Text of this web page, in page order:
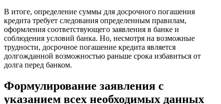
В итоге, определение суммы для досрочного погашения
кредита требует следования определенным правилам,
оформления соответствующего заявления в банке и
соблюдения условий банка. Но, несмотря на возможные
трудности, досрочное погашение кредита является
долгожданной возможностью раньше срока избавиться от
долга перед банком.
Формулирование заявления с
указанием всех необходимых данных